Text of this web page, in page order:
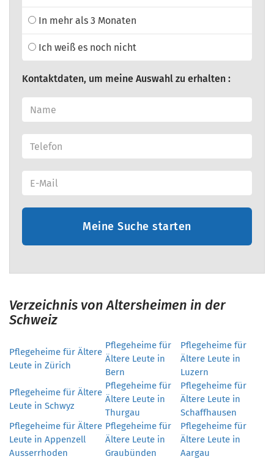
In mehr als 3 Monaten
Ich weiß es noch nicht
Kontaktdaten, um meine Auswahl zu erhalten :
Meine Suche starten
Verzeichnis von Altersheimen in der
Schweiz
Pflegeheime für Ältere
Leute in Zürich
Pflegeheime für
Ältere Leute in
Bern
Pflegeheime für
Ältere Leute in
Luzern
Pflegeheime für Ältere
Leute in Schwyz
Pflegeheime für
Ältere Leute in
Thurgau
Pflegeheime für
Ältere Leute in
Schaffhausen
Pflegeheime für Ältere
Leute in Appenzell
Ausserrhoden
Pflegeheime für
Ältere Leute in
Graubünden
Pflegeheime für
Ältere Leute in
Aargau